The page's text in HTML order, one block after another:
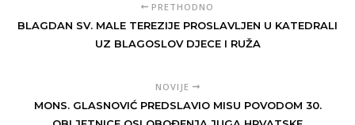
PRETHODNO
BLAGDAN SV. MALE TEREZIJE PROSLAVLJEN U KATEDRALI
UZ BLAGOSLOV DJECE I RUŽA
NOVIJE
MONS. GLASNOVIĆ PREDSLAVIO MISU POVODOM 30.